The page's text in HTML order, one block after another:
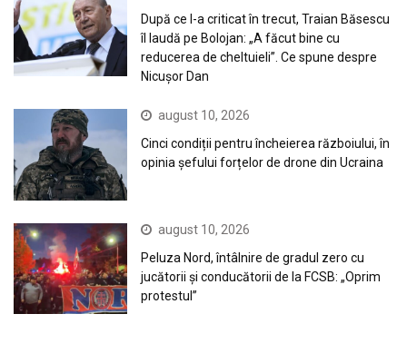
După ce l-a criticat în trecut, Traian Băsescu
îl laudă pe Bolojan: „A făcut bine cu
reducerea de cheltuieli”. Ce spune despre
Nicușor Dan
august 10, 2026
Cinci condiții pentru încheierea războiului, în
opinia șefului forțelor de drone din Ucraina
august 10, 2026
Peluza Nord, întâlnire de gradul zero cu
jucătorii și conducătorii de la FCSB: „Oprim
protestul”